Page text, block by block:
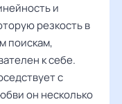
и
резкость в
поискам,
к себе.
с
он несколько